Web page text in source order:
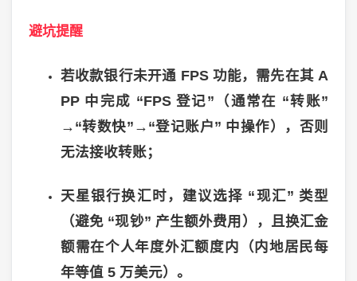
避坑提醒
若收款银行未开通 FPS 功能，需先在其A
PP 中完成 “FPS登记” （通常在 “转账”
→“转数快”→“登记账户” 中操作），否则
无法接收转账；
天星银行换汇时，建议选择 “现汇” 类型
（避免 “现钞” 产生额外费用），且换汇金
额需在个人年度外汇额度内（内地居民每
年等值 5 万美元）。